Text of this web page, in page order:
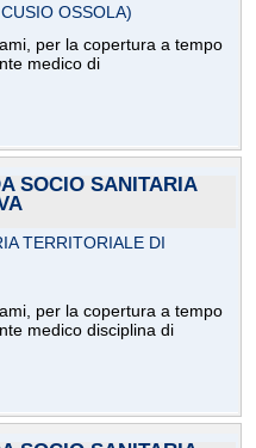
OSSOLA)
per la copertura a tempo
medico di
SOCIO SANITARIA
TERRITORIALE DI
per la copertura a tempo
medico disciplina di